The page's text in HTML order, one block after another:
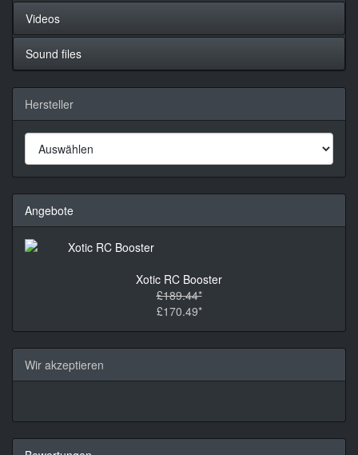
Videos
Sound files
Hersteller
Angebote
Xotic RC Booster
£189.44*
£170.49*
Wir akzeptieren